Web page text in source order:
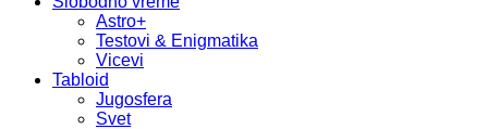
Astro+
Testovi & Enigmatika
Vicevi
Tabloid
Jugosfera
Svet